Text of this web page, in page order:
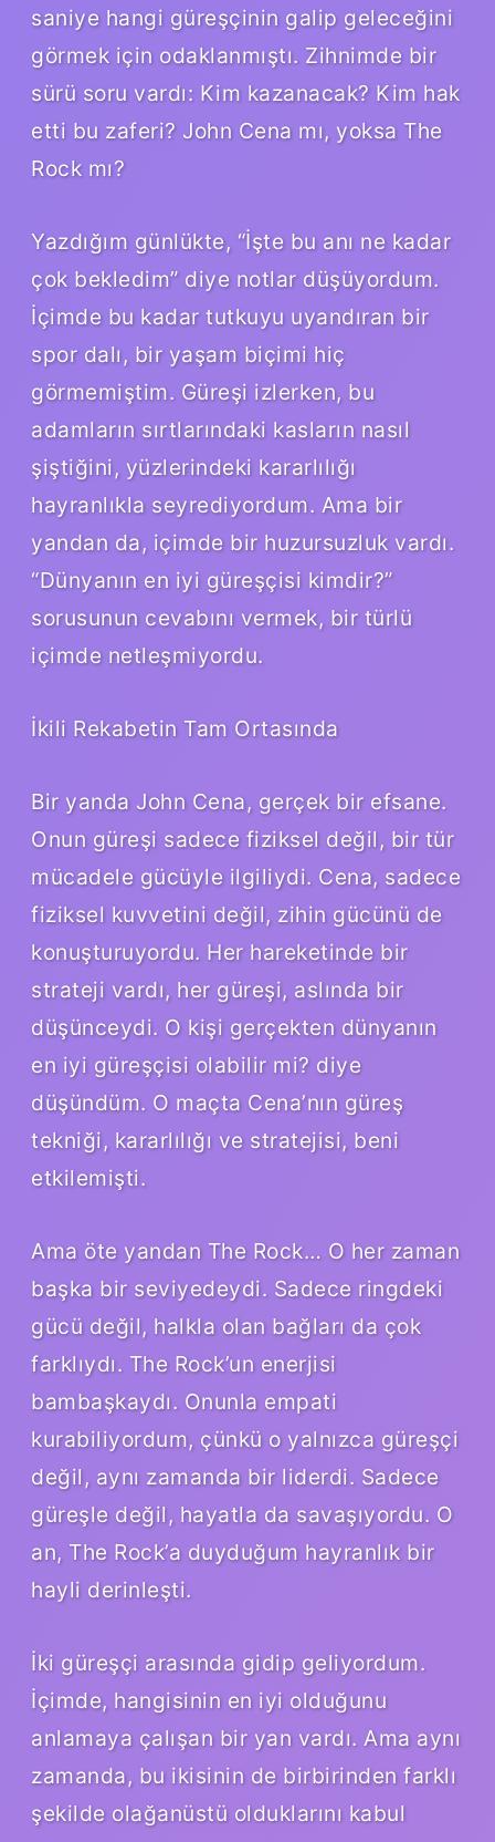
saniye hangi güreşçinin galip geleceğini
görmek için odaklanmıştı. Zihnimde bir
sürü soru vardı: Kim kazanacak? Kim hak
etti bu zaferi? John Cena mı, yoksa The
Rock mı?
Yazdığım günlükte, “İşte bu anı ne kadar
çok bekledim” diye notlar düşüyordum.
İçimde bu kadar tutkuyu uyandıran bir
spor dalı, bir yaşam biçimi hiç
görmemiştim. Güreşi izlerken, bu
adamların sırtlarındaki kasların nasıl
şiştiğini, yüzlerindeki kararlılığı
hayranlıkla seyrediyordum. Ama bir
yandan da, içimde bir huzursuzluk vardı.
“Dünyanın en iyi güreşçisi kimdir?”
sorusunun cevabını vermek, bir türlü
içimde netleşmiyordu.
İkili Rekabetin Tam Ortasında
Bir yanda John Cena, gerçek bir efsane.
Onun güreşi sadece fiziksel değil, bir tür
mücadele gücüyle ilgiliydi. Cena, sadece
fiziksel kuvvetini değil, zihin gücünü de
konuşturuyordu. Her hareketinde bir
strateji vardı, her güreşi, aslında bir
düşünceydi. O kişi gerçekten dünyanın
en iyi güreşçisi olabilir mi? diye
düşündüm. O maçta Cena’nın güreş
tekniği, kararlılığı ve stratejisi, beni
etkilemişti.
Ama öte yandan The Rock… O her zaman
başka bir seviyedeydi. Sadece ringdeki
gücü değil, halkla olan bağları da çok
farklıydı. The Rock’un enerjisi
bambaşkaydı. Onunla empati
kurabiliyordum, çünkü o yalnızca güreşçi
değil, aynı zamanda bir liderdi. Sadece
güreşle değil, hayatla da savaşıyordu. O
an, The Rock’a duyduğum hayranlık bir
hayli derinleşti.
İki güreşçi arasında gidip geliyordum.
İçimde, hangisinin en iyi olduğunu
anlamaya çalışan bir yan vardı. Ama aynı
zamanda, bu ikisinin de birbirinden farklı
şekilde olağanüstü olduklarını kabul